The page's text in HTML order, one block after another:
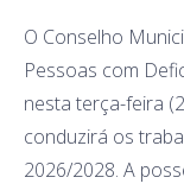
O Conselho
Pessoas com
nesta terça-feira
conduzirá os
2026/2028. A